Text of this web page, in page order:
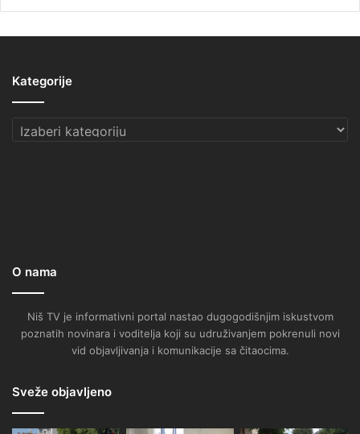
Kategorije
Kategorije
O nama
Niš TV je informativni portal nastao dugogodišnjim iskustvom
poznatih novinara i voditelja koji su udruživanjem pokrenuli novi
vid objavljivanja i komunikacije sa čitaocima.
Sveže objavljeno